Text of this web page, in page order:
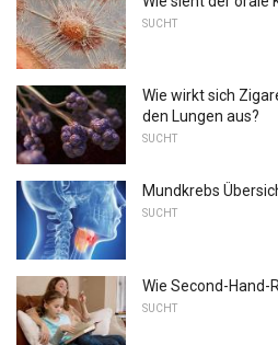
SUCHT
Wie wirkt sich
den Lungen aus?
SUCHT
Mundkrebs
SUCHT
Wie Second-Hand-
SUCHT